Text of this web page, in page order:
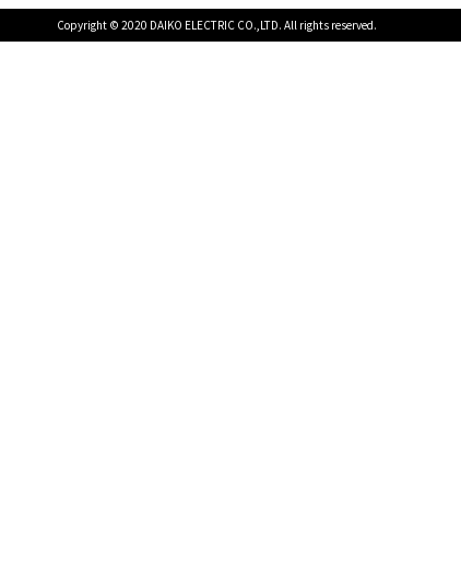
Copyright © 2020 DAIKO ELECTRIC CO.,LTD. All rights reserved.